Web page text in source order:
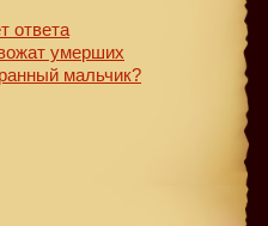
ответа
умерших
мальчик?